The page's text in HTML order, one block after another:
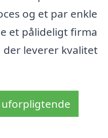
og et par enkle
et pålideligt firma
der leverer kvalitet
uforpligtende